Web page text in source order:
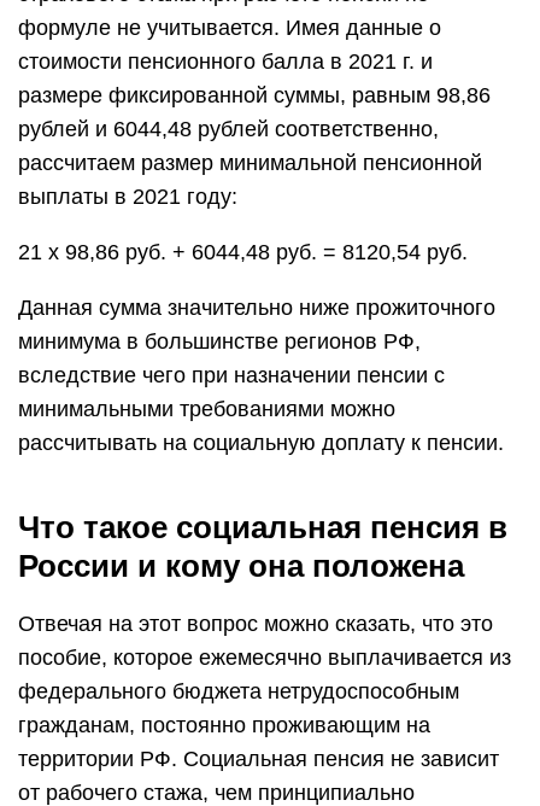
формуле не учитывается. Имея данные о
стоимости пенсионного балла в 2021 г. и
размере фиксированной суммы, равным 98,86
рублей и 6044,48 рублей соответственно,
рассчитаем размер минимальной пенсионной
выплаты в 2021 году:
21 х 98,86 руб. + 6044,48 руб. = 8120,54 руб.
Данная сумма значительно ниже прожиточного
минимума в большинстве регионов РФ,
вследствие чего при назначении пенсии с
минимальными требованиями можно
рассчитывать на социальную доплату к пенсии.
Что такое социальная пенсия в
России и кому она положена
Отвечая на этот вопрос можно сказать, что это
пособие, которое ежемесячно выплачивается из
федерального бюджета нетрудоспособным
гражданам, постоянно проживающим на
территории РФ. Социальная пенсия не зависит
от рабочего стажа, чем принципиально